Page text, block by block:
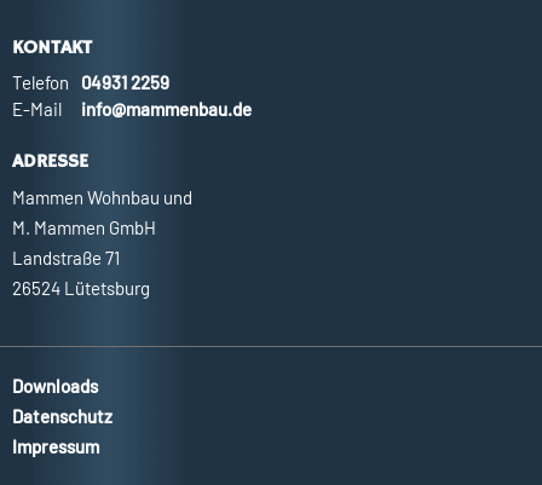
KONTAKT
Telefon
04931 2259
E-Mail
info@mammenbau.de
ADRESSE
Mammen Wohnbau und
M. Mammen GmbH
Landstraße 71
26524 Lütetsburg
Downloads
Datenschutz
Impressum